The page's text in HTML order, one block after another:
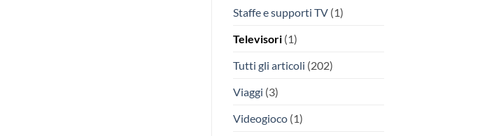
Staffe e supporti TV(1)
Televisori(1)
Tutti gli articoli (202)
Viaggi (3)
Videogioco(1)